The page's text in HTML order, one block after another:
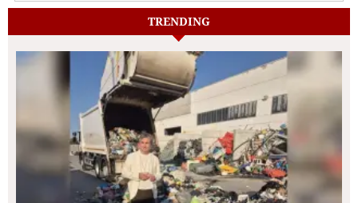
TRENDING